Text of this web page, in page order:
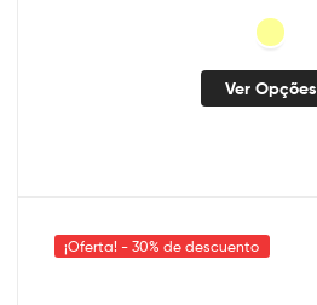
Ver Opções
¡Oferta! - 30% de descuento